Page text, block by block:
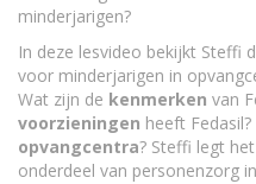
minderjarigen?
In deze lesvideo bekijkt Steffi
voor minderjarigen in
Wat zijn de kenmerken van
voorzieningen heeft Fedasil?
opvangcentra? Steffi legt
onderdeel van personenzorg